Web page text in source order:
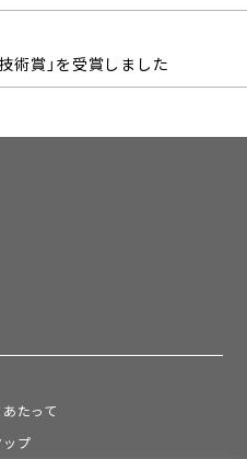
術賞」を受賞しました
たって
プ